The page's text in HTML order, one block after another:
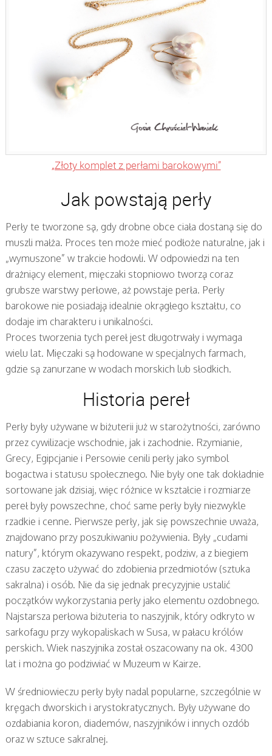
„Złoty komplet z perłami barokowymi”
Jak powstają perły
Perły te tworzone są, gdy drobne obce ciała dostaną się do
muszli małża. Proces ten może mieć podłoże naturalne, jak i
„wymuszone” w trakcie hodowli. W odpowiedzi na ten
drażniący element, mięczaki stopniowo tworzą coraz
grubsze warstwy perłowe, aż powstaje perła. Perły
barokowe nie posiadają idealnie okrągłego kształtu, co
dodaje im charakteru i unikalności.
Proces tworzenia tych pereł jest długotrwały i wymaga
wielu lat. Mięczaki są hodowane w specjalnych farmach,
gdzie są zanurzane w wodach morskich lub słodkich.
Historia pereł
Perły były używane w biżuterii już w starożytności, zarówno
przez cywilizacje wschodnie, jak i zachodnie. Rzymianie,
Grecy, Egipcjanie i Persowie cenili perły jako symbol
bogactwa i statusu społecznego. Nie były one tak dokładnie
sortowane jak dzisiaj, więc różnice w kształcie i rozmiarze
pereł były powszechne, choć same perły były niezwykle
rzadkie i cenne. Pierwsze perły, jak się powszechnie uważa,
znajdowano przy poszukiwaniu pożywienia. Były „cudami
natury”, którym okazywano respekt, podziw, a z biegiem
czasu zaczęto używać do zdobienia przedmiotów (sztuka
sakralna) i osób. Nie da się jednak precyzyjnie ustalić
początków wykorzystania perły jako elementu ozdobnego.
Najstarsza perłowa biżuteria to naszyjnik, który odkryto w
sarkofagu przy wykopaliskach w Susa, w pałacu królów
perskich. Wiek naszyjnika został oszacowany na ok. 4300
lat i można go podziwiać w Muzeum w Kairze.
W średniowieczu perły były nadal popularne, szczególnie w
kręgach dworskich i arystokratycznych. Były używane do
ozdabiania koron, diademów, naszyjników i innych ozdób
oraz w sztuce sakralnej.